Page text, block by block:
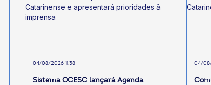
04/08/2026 11:38
Sistema OCESC lançará Agenda
04/